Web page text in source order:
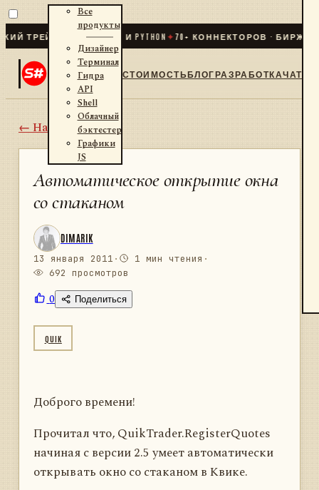
ДЛЯ .NET И PYTHON✦70+ КОННЕКТОРОВ · БИРЖИ ·
Все
продукты
Дизайнер
Терминал
Гидра
API
Shell
Облачный
бэктестер
Графики
JS
СТОИМОСТЬБЛОГРАЗРАБОТКАЧАТ
← Назад
Автоматическое открытие окна
со стаканом
DIMARIK
13 января 2011 · 1 мин чтения ·
692 просмотров
0 Поделиться
QUIK
Доброго времени!
Прочитал что, QuikTrader.RegisterQuotes
начиная с версии 2.5 умеет автоматически
открывать окно со стаканом в Квике.